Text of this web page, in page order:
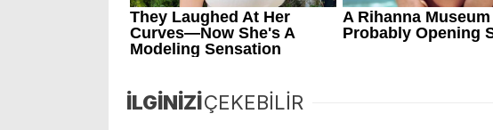
İLGİNİZİÇEKEBİLİR